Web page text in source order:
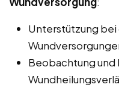
Unterstützung bei
Beobachtung